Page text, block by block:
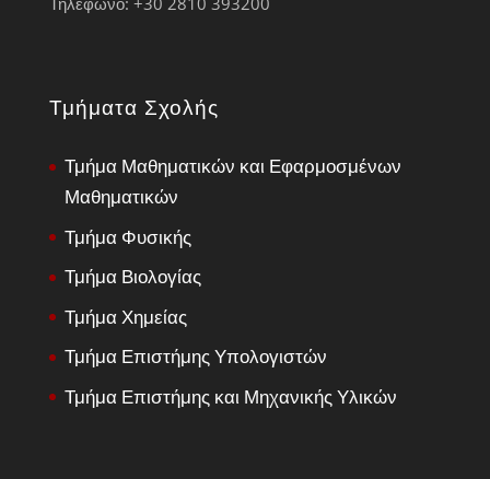
Τμήματα Σχολής
Τμήμα Μαθηματικών και Εφαρμοσμένων
Μαθηματικών
Τμήμα Φυσικής
Τμήμα Βιολογίας
Τμήμα Χημείας
Τμήμα Επιστήμης Υπολογιστών
Τμήμα Επιστήμης και Μηχανικής Υλικών